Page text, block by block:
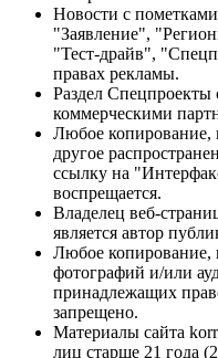
Новости с
"Заявление",
"Тест-драйв",
правах рекламы.
Раздел Спецпроекты
коммерческими
Любое копирование,
другое
ссылку на
воспрещается.
Владелец веб-
является автор
Любое копирование,
фотографий и/или
принадлежащих
запрещено.
Материалы сайта
лиц старше 21 года